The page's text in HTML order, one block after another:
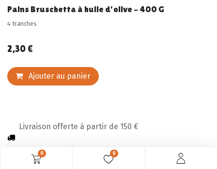
0 0
Pains Bruschetta à huile d'olive - 400 G
4 tranches
2,30 €
Ajouter au panier
Livraison offerte à partir de 150 €